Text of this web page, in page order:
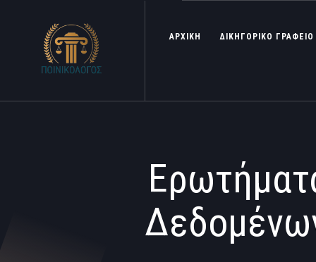
ΑΡΧΙΚΗ ΔΙΚΗΓΟΡΙΚΟ ΓΡΑΦΕΙΟ